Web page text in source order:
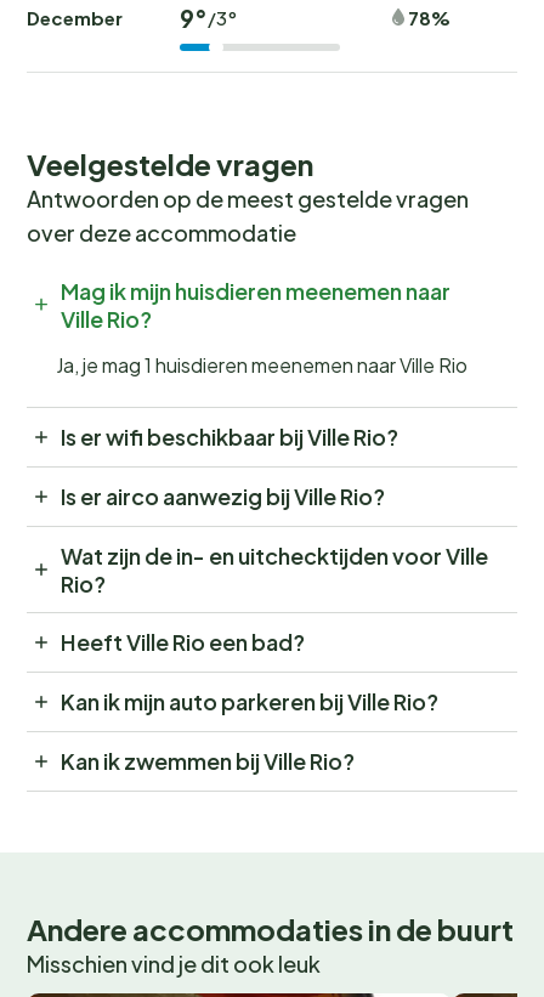
December 9°/3° 78%
Veelgestelde vragen
Antwoorden op de meest gestelde vragen
over deze accommodatie
Mag ik mijn huisdieren meenemen naar
Ville Rio?
Ja, je mag 1 huisdieren meenemen naar Ville Rio
Is er wifi beschikbaar bij Ville Rio?
Is er airco aanwezig bij Ville Rio?
Wat zijn de in- en uitchecktijden voor Ville
Rio?
Heeft Ville Rio een bad?
Kan ik mijn auto parkeren bij Ville Rio?
Kan ik zwemmen bij Ville Rio?
Andere accommodaties in de buurt
Misschien vind je dit ook leuk